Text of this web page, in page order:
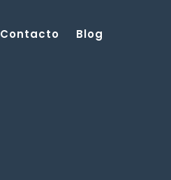
Contacto Blog